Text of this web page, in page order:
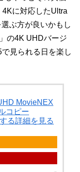
4Kに対応したUltra
ぶ方が良いかもし
の4K UHDバージ
見られる日を楽し
MovieNEX
コピー
る詳細を見る